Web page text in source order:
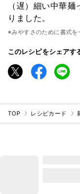
（遅）細い中華
りました。
※みやすさのために書式を
このレシピをシェアす
TOP レシピカード